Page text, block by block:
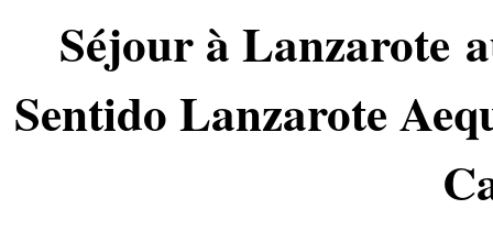
Séjour à Lanzarote
Sentido Lanzarote